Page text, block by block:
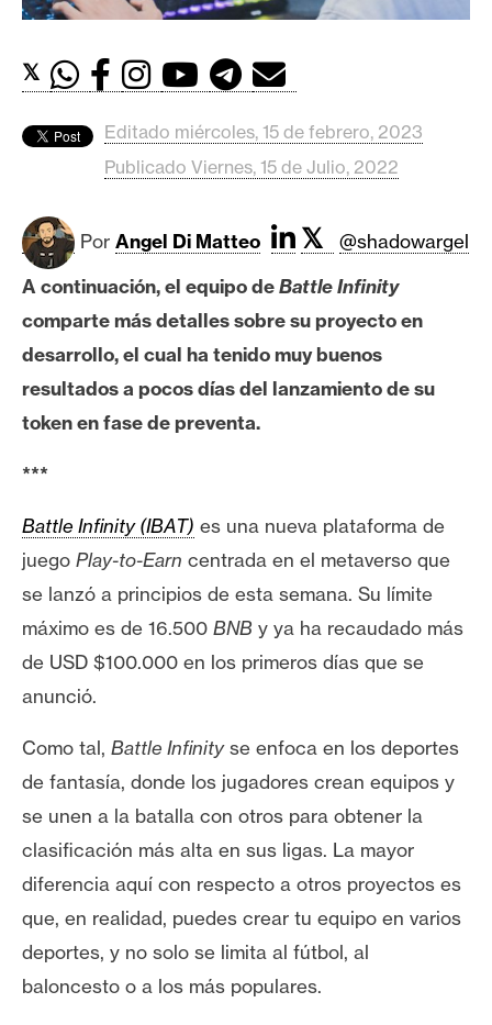
o
t
c
o
i
n
E
e
r
e
u
m
I
n
á
l
i
i
s
𝕏
Editado miércoles, 15 de febrero, 2023
Publicado Viernes, 15 de Julio, 2022
Por Angel Di Matteo 𝕏
@shadowargel
A continuación, el equipo deBattle Infinity
comparte más detalles sobre su proyecto en
desarrollo, el cual ha tenido muy buenos
resultados a pocos días del lanzamiento de su
token en fase de preventa.
***
Battle Infinity (IBAT) es una nueva plataforma de
juego Play-to-Earn centrada en el metaverso que
se lanzó a principios de esta semana. Su límite
máximo es de 16.500 BNB y ya ha recaudado más
de USD $100.000 en los primeros días que se
anunció.
Como tal, Battle Infinityse enfoca en los deportes
de fantasía, donde los jugadores crean equipos y
se unen a la batalla con otros para obtener la
clasificación más alta en sus ligas. La mayor
diferencia aquí con respecto a otros proyectos es
que, en realidad, puedes crear tu equipo en varios
deportes, y no solo se limita al fútbol, ​​al
baloncesto o a los más populares.